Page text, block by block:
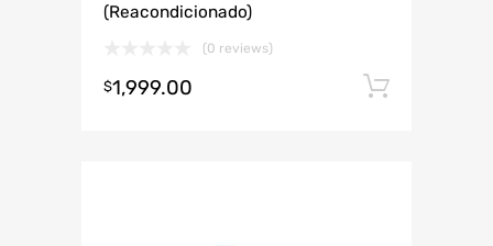
(Reacondicionado)
(0 reviews)
$1,999.00